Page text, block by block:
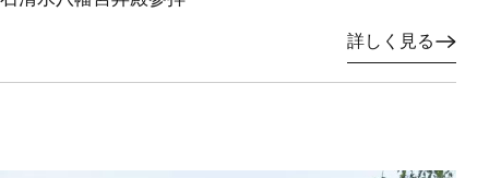
詳しく見る